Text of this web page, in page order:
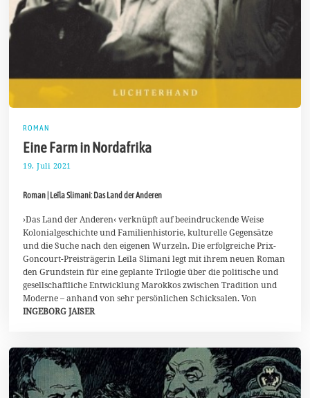
ROMAN
Eine Farm in Nordafrika
19. Juli 2021
J
l
i
2
0
2
1
Roman | Leïla Slimani: Das Land der Anderen
›Das Land der Anderen‹ verknüpft auf beeindruckende Weise
Kolonialgeschichte und Familienhistorie, kulturelle Gegensätze
und die Suche nach den eigenen Wurzeln. Die erfolgreiche Prix-
Goncourt-Preisträgerin Leïla Slimani legt mit ihrem neuen Roman
den Grundstein für eine geplante Trilogie über die politische und
gesellschaftliche Entwicklung Marokkos zwischen Tradition und
Moderne – anhand von sehr persönlichen Schicksalen. Von
INGEBORG JAISER